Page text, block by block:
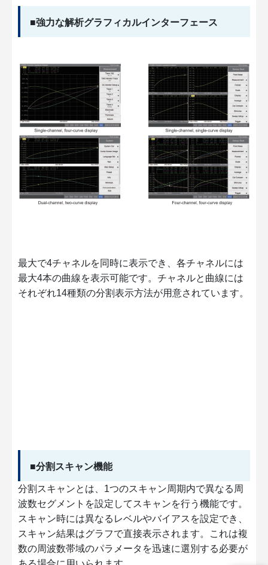
■強力な解析グラフィカルインターフェース
最大で4チャネルを同時に表示でき、各チャネルには
最大4本の曲線を表示可能です。チャネルと曲線には
それぞれ14種類の分割表示方法が用意されています。
■分割スキャン機能
分割スキャンとは、1つのスキャン周期内で異なる周
波数セグメントを設定してスキャンを行う機能です。
スキャン時には異なるレベルやバイアスを設定でき、
スキャン結果はグラフで直接表示されます。これは複
数の周波数帯域のパラメータを迅速に選別する必要が